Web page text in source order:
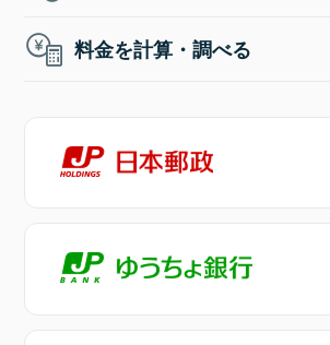
料金を計算・調べる